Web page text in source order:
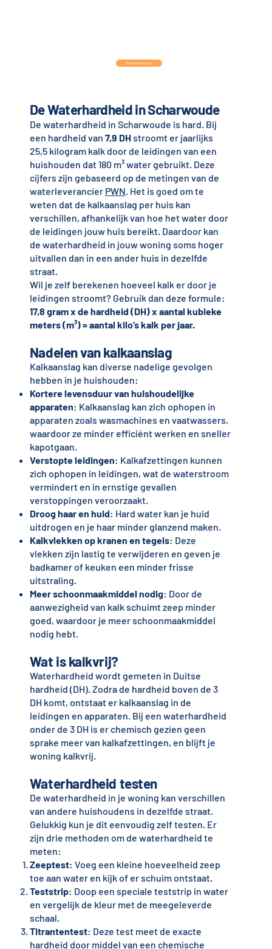
De Waterhardheid in Scharwoude
De waterhardheid in Scharwoude is hard. Bij
een hardheid van 7,9 DHstroomt er jaarlijks
25,5 kilogram kalk door de leidingen van een
huishouden dat 180 m³ water gebruikt. Deze
cijfers zijn gebaseerd op de metingen van de
waterleverancier PWN. Het is goed om te
weten dat de kalkaanslag per huis kan
verschillen, afhankelijk van hoe het water door
de leidingen jouw huis bereikt. Daardoor kan
de waterhardheid in jouw woning soms hoger
uitvallen dan in een ander huis in dezelfde
straat.
Wil je zelf berekenen hoeveel kalk er door je
leidingen stroomt? Gebruik dan deze formule:
17,8 gram x de hardheid (DH) x aantal kubieke
meters (m³) = aantal kilo’s kalk per jaar.
Nadelen van kalkaanslag
Kalkaanslag kan diverse nadelige gevolgen
hebben in je huishouden:
Kortere levensduur van huishoudelijke
apparaten: Kalkaanslag kan zich ophopen in
apparaten zoals wasmachines en vaatwassers,
waardoor ze minder efficiënt werken en sneller
kapotgaan.
Verstopte leidingen: Kalkafzettingen kunnen
zich ophopen in leidingen, wat de waterstroom
vermindert en in ernstige gevallen
verstoppingen veroorzaakt.
Droog haar en huid: Hard water kan je huid
uitdrogen en je haar minder glanzend maken.
Kalkvlekken op kranen en tegels: Deze
vlekken zijn lastig te verwijderen en geven je
badkamer of keuken een minder frisse
uitstraling.
Meer schoonmaakmiddel nodig: Door de
aanwezigheid van kalk schuimt zeep minder
goed, waardoor je meer schoonmaakmiddel
nodig hebt.
Wat is kalkvrij?
Waterhardheid wordt gemeten in Duitse
hardheid (DH). Zodra de hardheid boven de 3
DH komt, ontstaat er kalkaanslag in de
leidingen en apparaten. Bij een waterhardheid
onder de 3 DH is er chemisch gezien geen
sprake meer van kalkafzettingen, en blijft je
woning kalkvrij.
Waterhardheid testen
De waterhardheid in je woning kan verschillen
van andere huishoudens in dezelfde straat.
Gelukkig kun je dit eenvoudig zelf testen. Er
zijn drie methoden om de waterhardheid te
meten:
Zeeptest: Voeg een kleine hoeveelheid zeep
toe aan water en kijk of er schuim ontstaat.
Teststrip: Doop een speciale teststrip in water
en vergelijk de kleur met de meegeleverde
schaal.
Titrantentest: Deze test meet de exacte
hardheid door middel van een chemische
Offerte aanvragen